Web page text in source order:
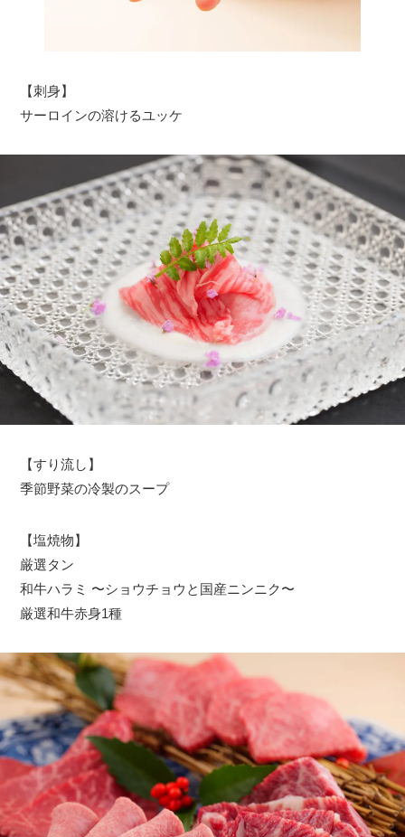
【刺身】
サーロインの溶けるユッケ
【すり流し】
季節野菜の冷製のスープ
【塩焼物】
厳選タン
和牛ハラミ 〜ショウチョウと国産ニンニク〜
厳選和牛赤身1種